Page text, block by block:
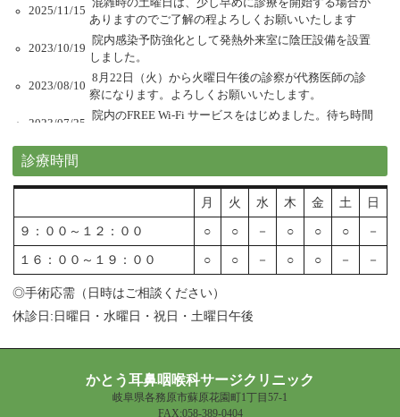
診療時間
月 火 水 木 金 土
日
９：００～１２：００
○ ○ － ○ ○ ○
－
１６：００～１９：００
○ ○ － ○ ○ － －
◎手術応需（日時はご相談ください）
休診日:日曜日・水曜日・祝日・土曜日午後
かとう耳鼻咽喉科サージクリニック
岐阜県各務原市蘇原花園町1丁目57-1
FAX:058-389-0404